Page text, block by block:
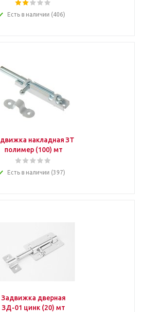
Есть в наличии (406)
накладная ЗТ
полимер (100) мт
Есть в наличии (397)
Задвижка дверная
ЗД-01 цинк (20) мт